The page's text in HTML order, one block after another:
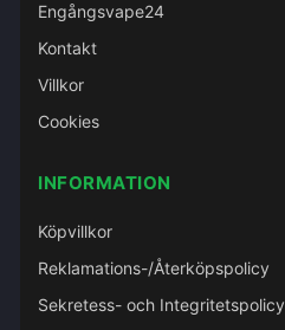
Engångsvape24
Kontakt
Villkor
Cookies
INFORMATION
Köpvillkor
Reklamations-/Återköpspolicy
Sekretess- och Integritetspolicy